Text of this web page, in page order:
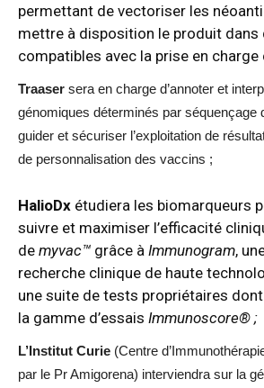
permettant de vectoriser les
mettre à disposition le produit dans
compatibles avec la prise en charge
Traaser sera en charge d’annoter et
génomiques déterminés par séquençage
guider et sécuriser l’exploitation de
de personnalisation des vaccins ;
HalioDx étudiera les biomarqueurs
suivre et maximiser l’efficacité
de myvac™ grâce à Immunogram,
recherche clinique de haute
une suite de tests propriétaires dont
la gamme d’essais Immunoscore® ;
L’Institut Curie (Centre
par le Pr Amigorena) interviendra sur la